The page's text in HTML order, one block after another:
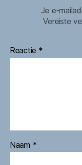
Je e-
Vereiste
Reactie *
Naam *